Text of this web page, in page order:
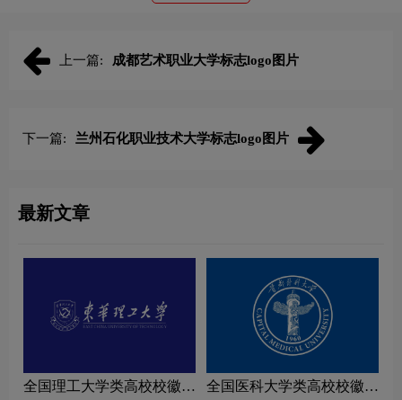
上一篇: 成都艺术职业大学标志logo图片
下一篇: 兰州石化职业技术大学标志logo图片
最新文章
全国理工大学类高校校徽设
全国医科大学类高校校徽设